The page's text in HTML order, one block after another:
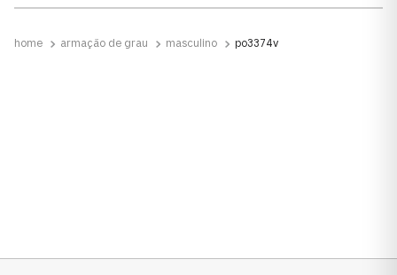
armação de grau masculino po3374v